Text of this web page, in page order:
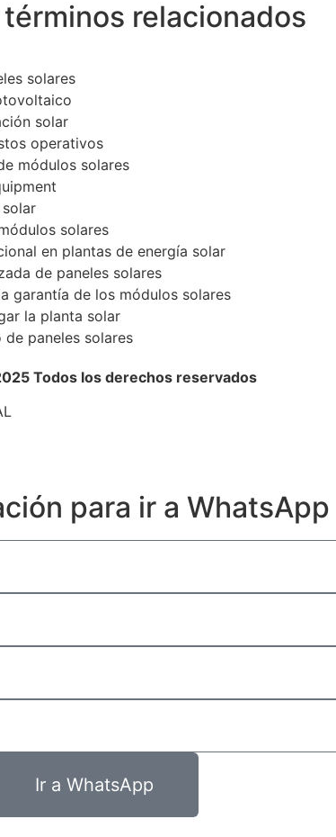
relacionados
solares
solar
operativos
módulos solares
solares
en plantas de energía solar
de paneles solares
garantía de los módulos solares
la planta solar
de paneles solares
Todos los derechos reservados
para ir a WhatsApp
Ir a WhatsApp